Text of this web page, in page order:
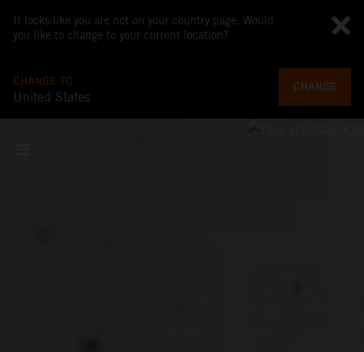
It looks like you are not on your country page. Would
you like to change to your current location?
CHANGE TO
United States
CHANGE